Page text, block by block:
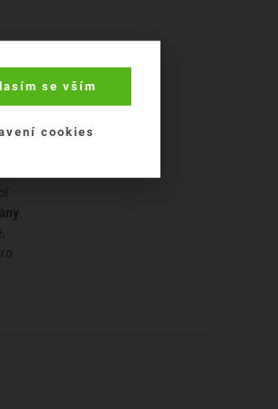
se vším
cookies